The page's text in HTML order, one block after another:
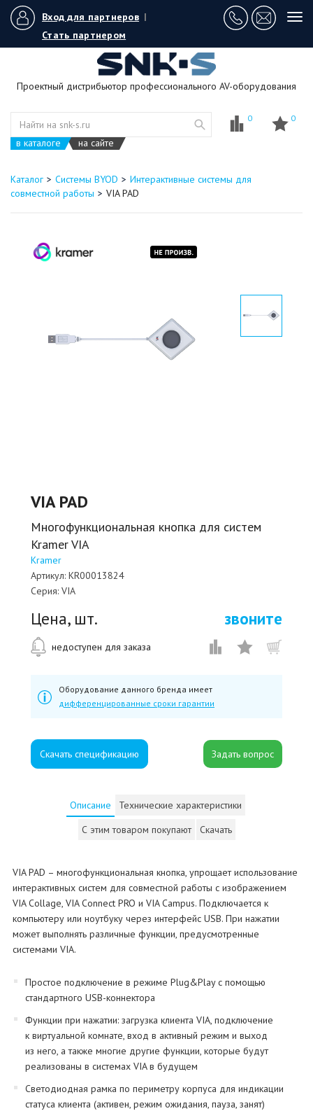
Вход для партнеров |
Стать партнером
Проектный дистрибьютор профессионального AV-оборудования
в каталоге на сайте
0 0
Каталог Системы BYOD
Интерактивные системы для
совместной работы
VIA PAD
VIA PAD
Многофункциональная кнопка для систем
Kramer VIA
Kramer
Артикул: KR00013824
Серия: VIA
Цена, шт. звоните
недоступен для заказа
Оборудование данного бренда имеет
дифференцированные сроки гарантии
Скачать спецификацию
Описание
Технические характеристики
С этим товаром покупают
Скачать
VIA PAD – многофункциональная кнопка, упрощает использование
интерактивных систем для совместной работы с изображением
VIA Collage, VIA Connect PRO и VIA Campus. Подключается к
компьютеру или ноутбуку через интерфейс USB. При нажатии
может выполнять различные функции, предусмотренные
системами VIA.
Простое подключение в режиме Plug&Play с помощью
стандартного USB-коннектора
Функции при нажатии: загрузка клиента VIA, подключение
к виртуальной комнате, вход в активный режим и выход
из него, а также многие другие функции, которые будут
реализованы в системах VIA в будущем
Светодиодная рамка по периметру корпуса для индикации
статуса клиента (активен, режим ожидания, пауза, занят)